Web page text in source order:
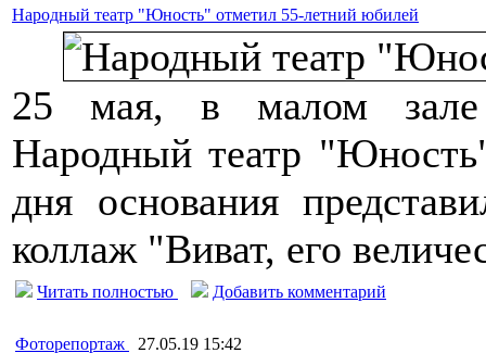
Народный театр "Юность" отметил 55-летний юбилей
25 мая, в малом зале
Народный театр
дня основания
коллаж "Виват, его
Читать полностью Добавить комментарий
Фоторепортаж
27.05.19 15:42